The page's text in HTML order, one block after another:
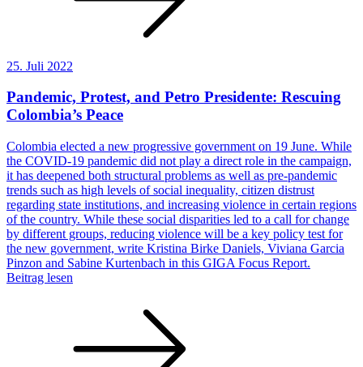
25. Juli 2022
Pandemic, Protest, and Petro Presidente: Rescuing
Colombia’s Peace
Colombia elected a new progressive government on 19 June. While
the COVID-19 pandemic did not play a direct role in the campaign,
it has deepened both structural problems as well as pre-pandemic
trends such as high levels of social inequality, citizen distrust
regarding state institutions, and increasing violence in certain regions
of the country. While these social disparities led to a call for change
by different groups, reducing violence will be a key policy test for
the new government, write Kristina Birke Daniels, Viviana Garcia
Pinzon and Sabine Kurtenbach in this GIGA Focus Report.
Beitrag lesen